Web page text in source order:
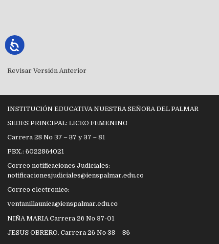
Revisar Versión Anterior
INSTITUCIÓN EDUCATIVA NUESTRA SEÑORA DEL PALMAR
SEDES PRINCIPAL: LICEO FEMENINO
Carrera 28 No 37 – 37 y 37 – 81
PBX.: 6022864021
Correo notificaciones Judiciales:
notificacionesjudiciales@ienspalmar.edu.co
Correo electronico:
ventanillaunica@ienspalmar.edu.co
NIÑA MARIA Carrera 26 No 37-01
JESUS OBRERO. Carrera 26 No 38 – 86